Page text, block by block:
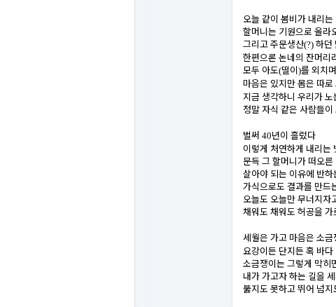
오늘 같이 봄비가 내리는
할머니는 기원으로 올라
그리고 주문생산(?) 하던
한편으론 논네의 잔머리
모두 아도(떨이)를 외치
마음은 있지만 몸은 따
지금 생각하니 우리가
정말 자식 같은 사람들
벌써 40년이 흘렀다
이렇게 처연하게 내리는
문득 그 할머니가 떠오
살아야 되는 이유에 반
가식으로도 결과를 만드
오늘도 오늘만 무너지자
채워도 채워도 허공을
세월은 가고 마음은 소
요강이든 단지든 혹 바다
소금쟁이는 그렇게 막히
내가 가고자 하는 길을
뚫지도 못하고 뛰어 넘